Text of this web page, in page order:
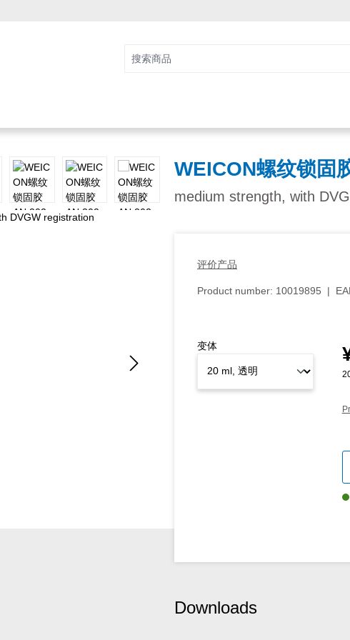
WEICON螺纹锁固
medium strength, with
评价产品
Product number: 10019895 |
变体
Downloads